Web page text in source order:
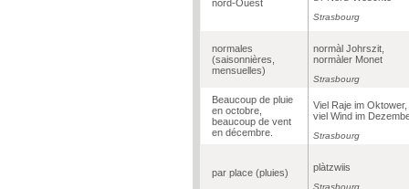
nord-Ouest
Strasbourg
normales
(saisonnières,
mensuelles)
normàl Johrszit,
normàler Monet
Strasbourg
Beaucoup de pluie
en octobre,
beaucoup de vent
en décembre.
Viel Raje im Oktower,
viel Wind im
Strasbourg
par place (pluies) plàtzwiis
Strasbourg